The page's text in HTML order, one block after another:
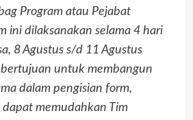
Program atau Pejabat
ini dilaksanakan selama 4 hari
8 Agustus s/d 11 Agustus
untuk membangun
dalam pengisian form,
memudahkan Tim